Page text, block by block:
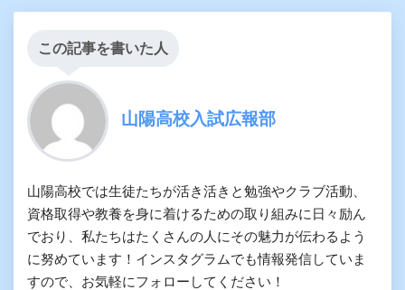
この記事を書いた人
山陽高校入試広報部
山陽高校では生徒たちが活き活きと勉強やクラブ活動、
資格取得や教養を身に着けるための取り組みに日々励ん
でおり、私たちはたくさんの人にその魅力が伝わるよう
に努めています！インスタグラムでも情報発信していま
すので、お気軽にフォローしてください！